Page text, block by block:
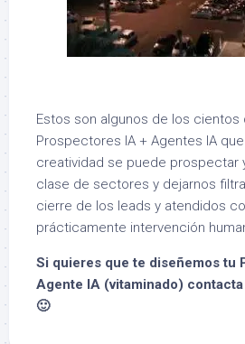
Estos son algunos de los
Prospectores IA + Agentes IA
creatividad se puede prospectar
clase de sectores y dejarnos
cierre de los leads y atendidos
prácticamente intervención
Si quieres que te diseñemos tu
Agente IA (vitaminado)
🙂